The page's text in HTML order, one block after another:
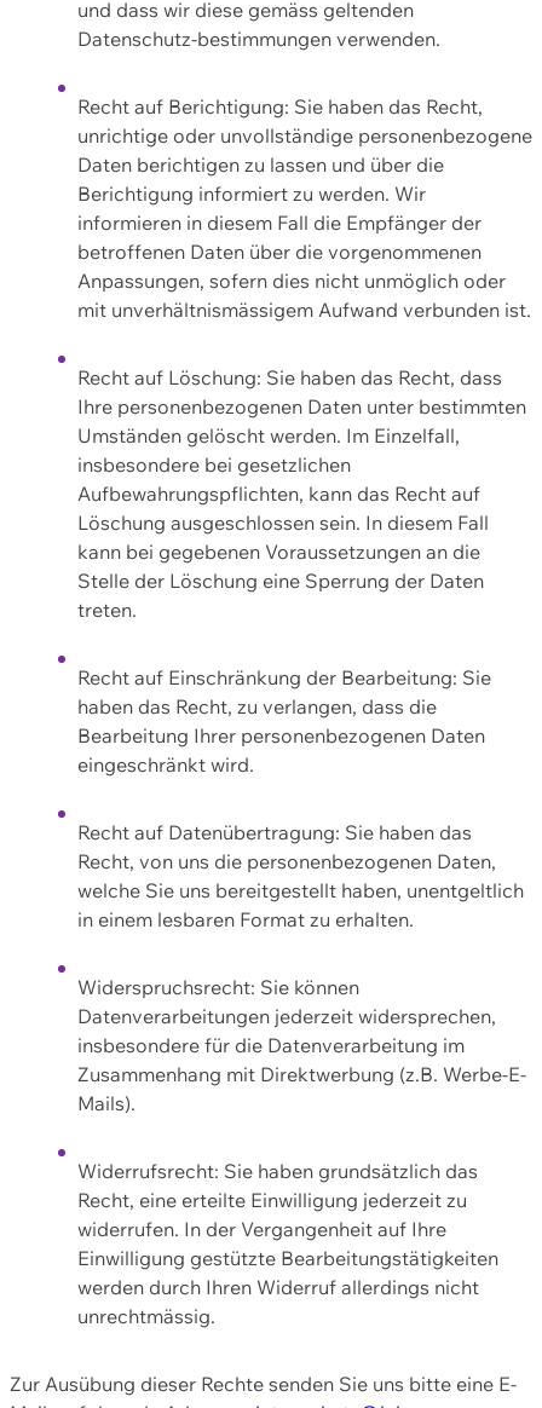
und dass wir diese gemäss geltenden
Datenschutz-bestimmungen verwenden.
Recht auf Berichtigung: Sie haben das Recht,
unrichtige oder unvollständige personenbezogene
Daten berichtigen zu lassen und über die
Berichtigung informiert zu werden. Wir
informieren in diesem Fall die Empfänger der
betroffenen Daten über die vorgenommenen
Anpassungen, sofern dies nicht unmöglich oder
mit unverhältnismässigem Aufwand verbunden ist.
Recht auf Löschung: Sie haben das Recht, dass
Ihre personenbezogenen Daten unter bestimmten
Umständen gelöscht werden. Im Einzelfall,
insbesondere bei gesetzlichen
Aufbewahrungspflichten, kann das Recht auf
Löschung ausgeschlossen sein. In diesem Fall
kann bei gegebenen Voraussetzungen an die
Stelle der Löschung eine Sperrung der Daten
treten.
Recht auf Einschränkung der Bearbeitung: Sie
haben das Recht, zu verlangen, dass die
Bearbeitung Ihrer personenbezogenen Daten
eingeschränkt wird.
Recht auf Datenübertragung: Sie haben das
Recht, von uns die personenbezogenen Daten,
welche Sie uns bereitgestellt haben, unentgeltlich
in einem lesbaren Format zu erhalten.
Widerspruchsrecht: Sie können
Datenverarbeitungen jederzeit widersprechen,
insbesondere für die Datenverarbeitung im
Zusammenhang mit Direktwerbung (z.B. Werbe-E-
Mails).
Widerrufsrecht: Sie haben grundsätzlich das
Recht, eine erteilte Einwilligung jederzeit zu
widerrufen. In der Vergangenheit auf Ihre
Einwilligung gestützte Bearbeitungstätigkeiten
werden durch Ihren Widerruf allerdings nicht
unrechtmässig.
Zur Ausübung dieser Rechte senden Sie uns bitte eine E-